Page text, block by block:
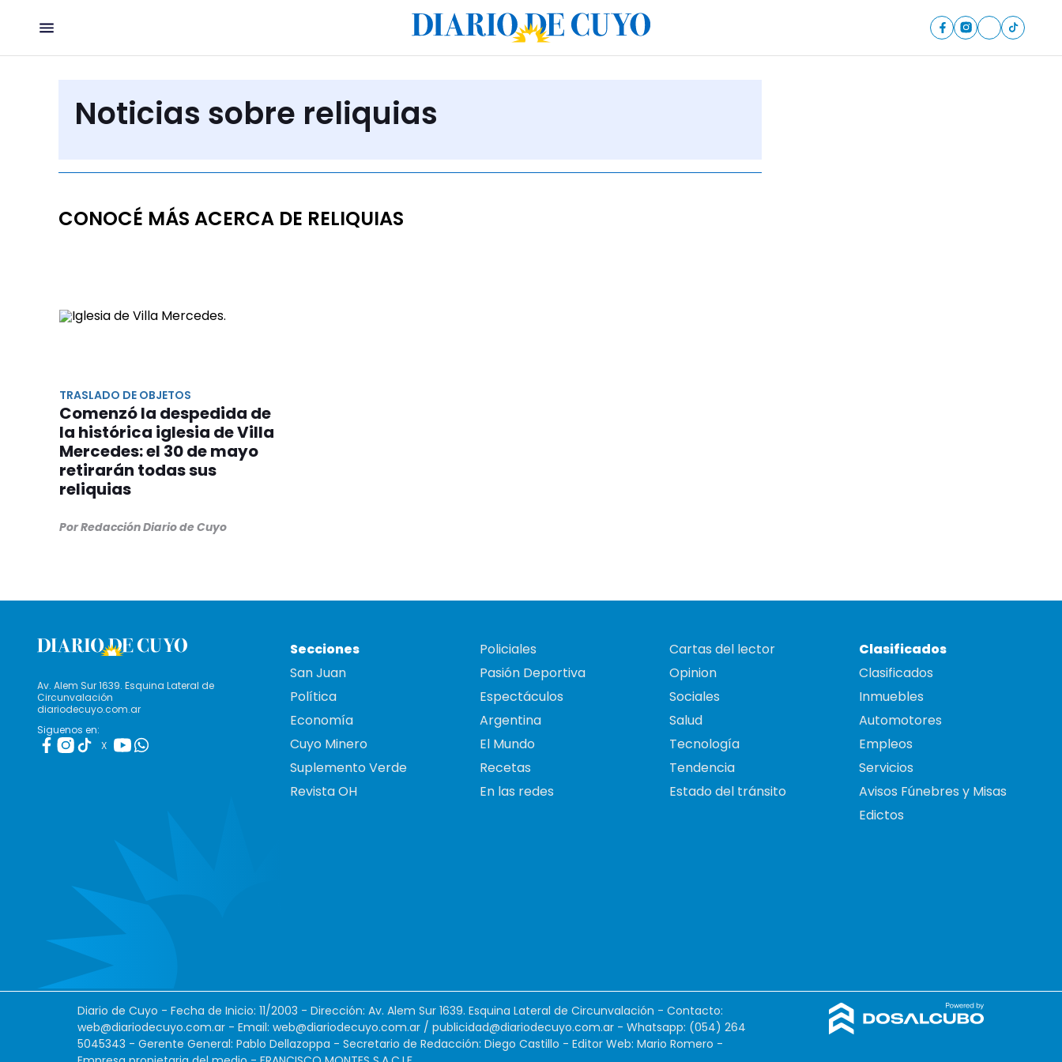
Noticias sobre reliquias
CONOCÉ MÁS ACERCA DE RELIQUIAS
TRASLADO DE OBJETOS
Comenzó la despedida de
la histórica iglesia de Villa
Mercedes: el 30 de mayo
retirarán todas sus
reliquias
Por Redacción Diario de Cuyo
Av. Alem Sur 1639. Esquina Lateral de
Circunvalación
diariodecuyo.com.ar
Siguenos en:
X
Secciones
San Juan
Política
Economía
Cuyo Minero
Suplemento Verde
Revista OH
Policiales
Pasión Deportiva
Espectáculos
Argentina
El Mundo
Recetas
En las redes
Cartas del lector
Opinion
Sociales
Salud
Tecnología
Tendencia
Estado del tránsito
Clasificados
Clasificados
Inmuebles
Automotores
Empleos
Servicios
Avisos Fúnebres y Misas
Edictos
Diario de Cuyo - Fecha de Inicio: 11/2003 - Dirección: Av. Alem Sur 1639. Esquina Lateral de Circunvalación - Contacto:
web@diariodecuyo.com.ar - Email: web@diariodecuyo.com.ar / publicidad@diariodecuyo.com.ar - Whatsapp: (054) 264
5045343 - Gerente General: Pablo Dellazoppa - Secretario de Redacción: Diego Castillo - Editor Web: Mario Romero -